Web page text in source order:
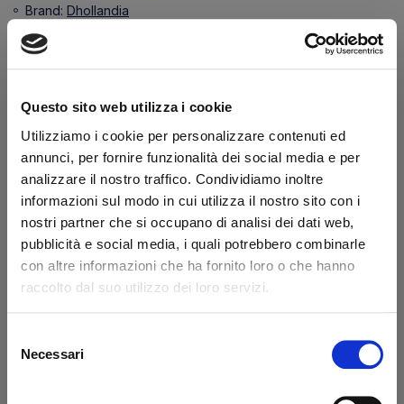
Questo sito web utilizza i cookie
Utilizziamo i cookie per personalizzare contenuti ed
annunci, per fornire funzionalità dei social media e per
analizzare il nostro traffico. Condividiamo inoltre
informazioni sul modo in cui utilizza il nostro sito con i
nostri partner che si occupano di analisi dei dati web,
pubblicità e social media, i quali potrebbero combinarle
con altre informazioni che ha fornito loro o che hanno
raccolto dal suo utilizzo dei loro servizi.
delNecessari
Brand: Dhollandia
Secure transaction
Do you have a VAT number?
Diameter 1 (mm)
40.0
Length (mm)
200
What they say about us